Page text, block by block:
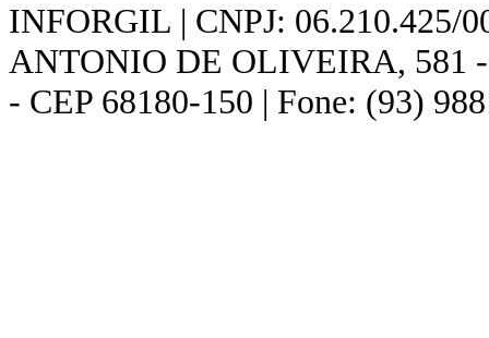
INFORGIL | CNPJ: 06.210.425/
ANTONIO DE OLIVEIRA, 581
- CEP 68180-150 | Fone: (93)